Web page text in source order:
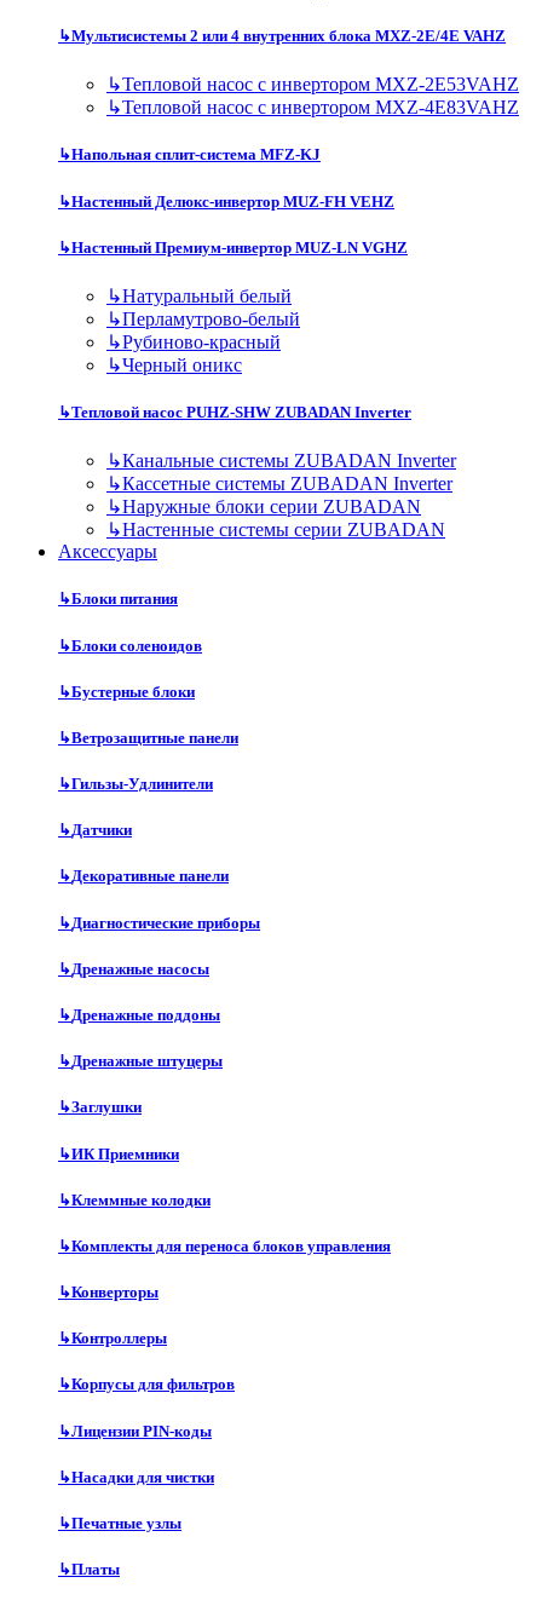
↳Мультисистемы 2 или 4 внутренних блока MXZ-2E/4E VAHZ
↳Тепловой насос с инвертором MXZ-2E53VAHZ
↳Тепловой насос с инвертором MXZ-4E83VAHZ
↳Напольная сплит-система MFZ-KJ
↳Настенный Делюкс-инвертор MUZ-FH VEHZ
↳Настенный Премиум-инвертор MUZ-LN VGHZ
↳Натуральный белый
↳Перламутрово-белый
↳Рубиново-красный
↳Черный оникс
↳Тепловой насос PUHZ-SHW ZUBADAN Inverter
↳Канальные системы ZUBADAN Inverter
↳Кассетные системы ZUBADAN Inverter
↳Наружные блоки серии ZUBADAN
↳Настенные системы серии ZUBADAN
Аксесcуары
↳Блоки питания
↳Блоки соленоидов
↳Бустерные блоки
↳Ветрозащитные панели
↳Гильзы-Удлинители
↳Датчики
↳Декоративные панели
↳Диагностические приборы
↳Дренажные насосы
↳Дренажные поддоны
↳Дренажные штуцеры
↳Заглушки
↳ИК Приемники
↳Клеммные колодки
↳Комплекты для переноса блоков управления
↳Конверторы
↳Контроллеры
↳Корпусы для фильтров
↳Лицензии PIN-коды
↳Насадки для чистки
↳Печатные узлы
↳Платы